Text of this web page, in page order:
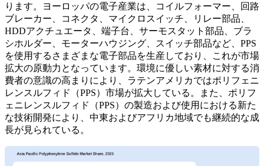
ります。ヨーロッパの電子産業は、コイルフォーマー、回路
ブレーカー、コネクタ、マイクロスイッチ、リレー部品、
HDDアクチュエータ、端子台、サーモスタット部品、ブラ
シホルダー、モーターハウジング、スイッチ部品など、PPS
を使用するさまざまな電子部品を生産しており、これが市場
拡大の原動力となっています。環境に優しい素材に対する消
費者の意識の高まりにより、ラテンアメリカではポリフェニ
レンスルフィド（PPS）市場が拡大している。また、ポリフ
ェニレンスルフィド（PPS）の製造および使用における新た
な技術開発により、中東およびアフリカ地域でも継続的な成
長が見られている。